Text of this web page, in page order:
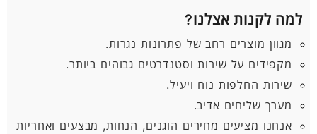
למה לקנות אצלנו?
מגוון מוצרים רחב של פתרונות נגרות.
מקפידים על שירות וסטנדרטים גבוהים ביותר.
שירות החלפות נוח ויעיל.
מערך שליחים אדיב.
אנחנו מציעים מחירים הוגנים, הנחות, מבצעים ואחריות